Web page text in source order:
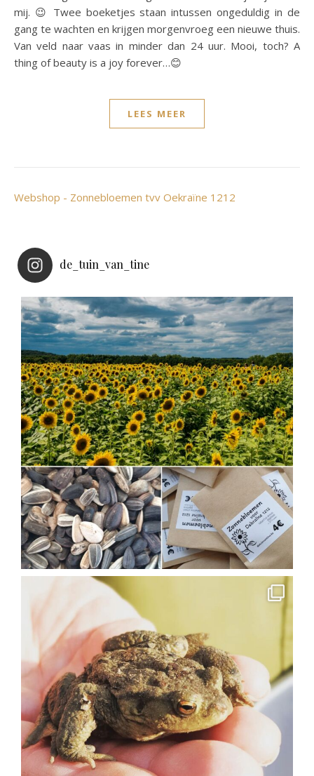
mij. 😉 Twee boeketjes staan intussen ongeduldig in de
gang te wachten en krijgen morgenvroeg een nieuwe thuis.
Van veld naar vaas in minder dan 24 uur. Mooi, toch? A
thing of beauty is a joy forever…😊
LEES MEER
Webshop - Zonnebloemen tvv Oekraïne 1212
de_tuin_van_tine